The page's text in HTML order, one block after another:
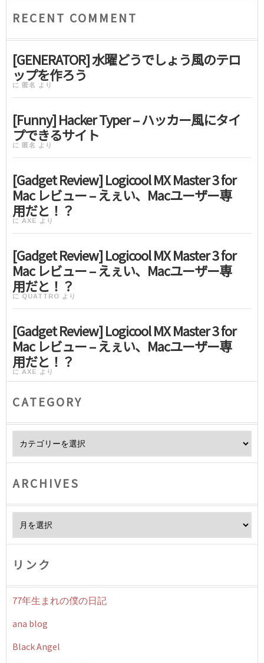
RECENT COMMENT
[GENERATOR] 水曜どうでしょう風のテロ
ップを作ろう
に 匿名 より
[Funny] Hacker Typer – ハッカー風にタイ
プできるサイト
に 匿名 より
[Gadget Review] Logicool MX Master 3 for
Mac レビュー – えぇい、Macユーザー専
用だと！？
に AXE より
[Gadget Review] Logicool MX Master 3 for
Mac レビュー – えぇい、Macユーザー専
用だと！？
に QUATTRO より
[Gadget Review] Logicool MX Master 3 for
Mac レビュー – えぇい、Macユーザー専
用だと！？
に AXE より
CATEGORY
ARCHIVES
リンク
77年生まれの僕の日記
ana blog
Black Angel